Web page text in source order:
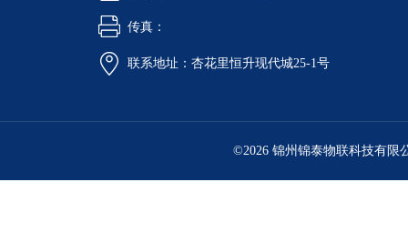
传真：
联系地址：杏花里恒升现代城25-1号
©2026 锦州锦泰物联科技有限